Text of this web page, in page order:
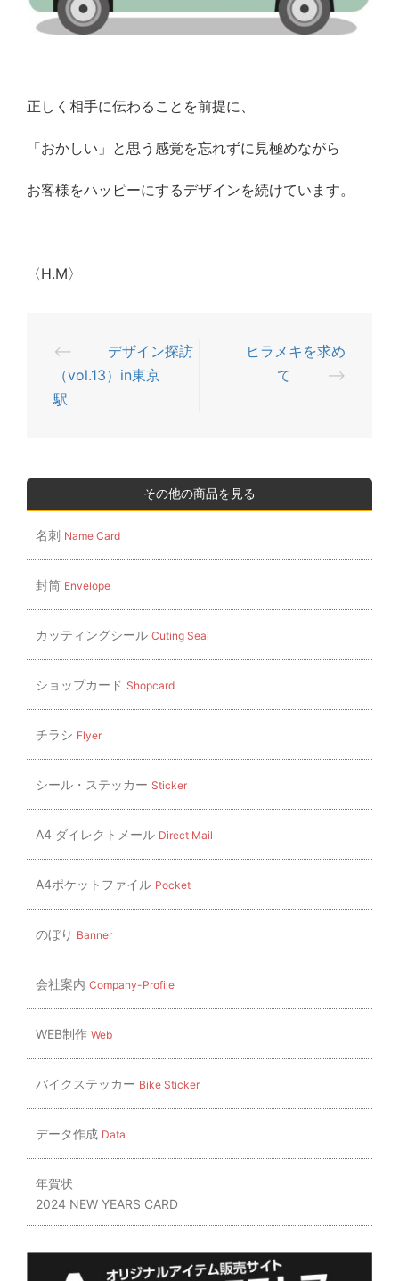
正しく相手に伝わることを前提に、
「おかしい」と思う感覚を忘れずに見極めながら
お客様をハッピーにするデザインを続けています。
〈H.M〉
投
稿
ナ
シ
ョ
ン
⟵
デザイン探訪
（vol.13）in東京
駅
ヒラメキを求め
て
⟶
その他の商品を見る
名刺 Name Card
封筒 Envelope
カッティングシール Cuting Seal
ショップカード Shopcard
チラシ Flyer
シール・ステッカー Sticker
A4 ダイレクトメール Direct Mail
A4ポケットファイル Pocket
のぼり Banner
会社案内 Company-Profile
WEB制作 Web
バイクステッカー Bike Sticker
データ作成 Data
年賀状
2024 NEW YEARS CARD